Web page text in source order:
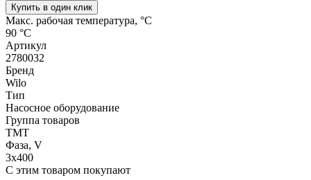
Купить в один клик
Макс. рабочая температура, °C
90 °C
Артикул
2780032
Бренд
Wilo
Тип
Насосное оборудование
Группа товаров
TMT
Фаза, V
3х400
С этим товаром покупают